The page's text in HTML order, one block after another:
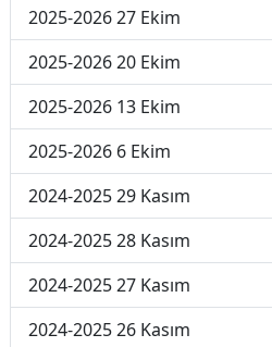
2025-2026 27 Ekim
2025-2026 20 Ekim
2025-2026 13 Ekim
2025-2026 6 Ekim
2024-2025 29 Kasım
2024-2025 28 Kasım
2024-2025 27 Kasım
2024-2025 26 Kasım